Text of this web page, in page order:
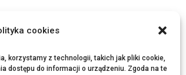
cookies
korzystamy z technologii, takich jak pliki cookie,
dostępu do informacji o urządzeniu. Zgoda na te